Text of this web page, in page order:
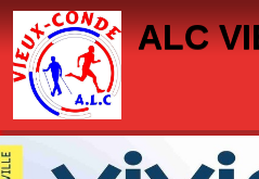
ALC
Panneau de gestion des cookies